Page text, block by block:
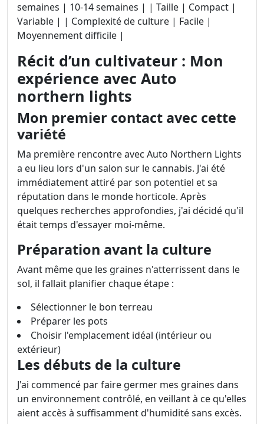
semaines | 10-14 semaines | | Taille | Compact |
Variable | | Complexité de culture | Facile |
Moyennement difficile |
Récit d’un cultivateur : Mon
expérience avec Auto
northern lights
Mon premier contact avec cette
variété
Ma première rencontre avec Auto Northern Lights
a eu lieu lors d'un salon sur le cannabis. J'ai été
immédiatement attiré par son potentiel et sa
réputation dans le monde horticole. Après
quelques recherches approfondies, j'ai décidé qu'il
était temps d'essayer moi-même.
Préparation avant la culture
Avant même que les graines n'atterrissent dans le
sol, il fallait planifier chaque étape :
Sélectionner le bon terreau
Préparer les pots
Choisir l'emplacement idéal (intérieur ou
extérieur)
Les débuts de la culture
J'ai commencé par faire germer mes graines dans
un environnement contrôlé, en veillant à ce qu'elles
aient accès à suffisamment d'humidité sans excès.